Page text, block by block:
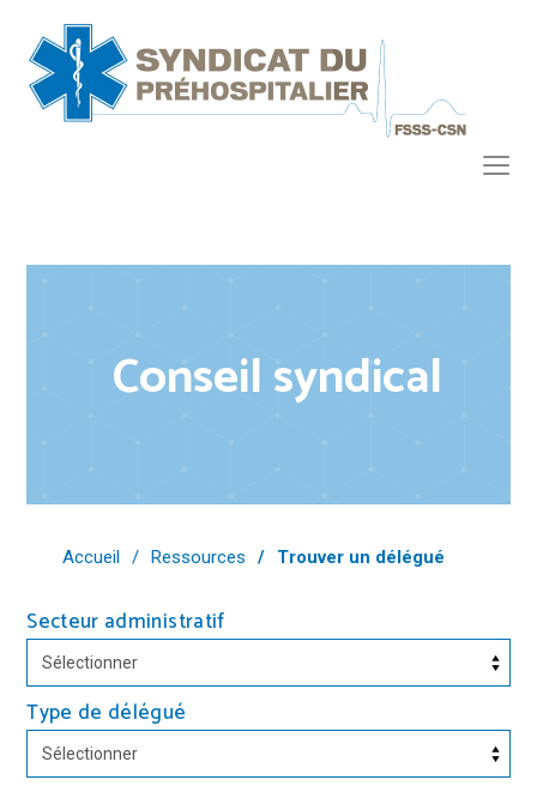
Conseil syndical
Accueil Ressources Trouver un délégué
Secteur administratif
Type de délégué